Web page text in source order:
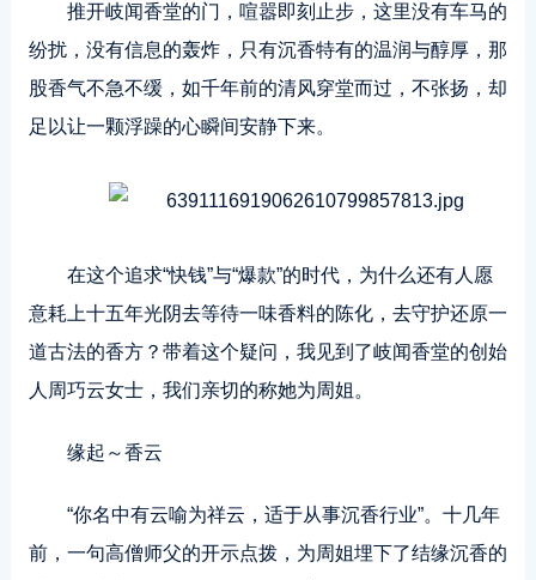
推开岐闻香堂的门，喧嚣即刻止步，这里没有车马的
纷扰，没有信息的轰炸，只有沉香特有的温润与醇厚，那
股香气不急不缓，如千年前的清风穿堂而过，不张扬，却
足以让一颗浮躁的心瞬间安静下来。
在这个追求“快钱”与“爆款”的时代，为什么还有人愿
意耗上十五年光阴去等待一味香料的陈化，去守护还原一
道古法的香方？带着这个疑问，我见到了岐闻香堂的创始
人周巧云女士，我们亲切的称她为周姐。
缘起～香云
“你名中有云喻为祥云，适于从事沉香行业”。十几年
前，一句高僧师父的开示点拨，为周姐埋下了结缘沉香的